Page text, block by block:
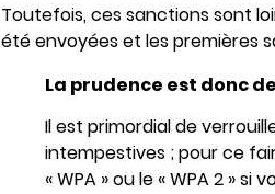
Toutefois, ces sanctions sont
été envoyées et les premières
La prudence est donc
Il est primordial de
intempestives ; pour ce
« WPA » ou le « WPA 2 »